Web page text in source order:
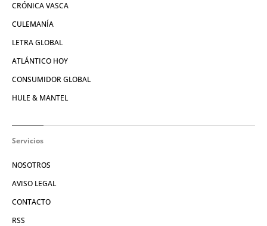
CRÓNICA VASCA
CULEMANÍA
LETRA GLOBAL
ATLÁNTICO HOY
CONSUMIDOR GLOBAL
HULE & MANTEL
Servicios
NOSOTROS
AVISO LEGAL
CONTACTO
RSS